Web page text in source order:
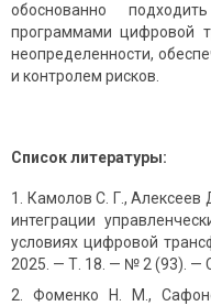
обоснованно
программами цифровой
неопределенности,
и контролем рисков.
Список литературы:
Камолов С. Г.,
интеграции
условиях цифровой
2025. — Т. 18. — № 2 (93). —
Фоменко Н. М.,